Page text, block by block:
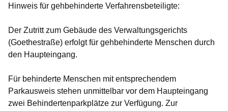
Hinweis für gehbehinderte Verfahrensbeteiligte:
Der Zutritt zum Gebäude des Verwaltungsgerichts
(Goethestraße) erfolgt für gehbehinderte Menschen durch
den Haupteingang.
Für behinderte Menschen mit entsprechendem
Parkausweis stehen unmittelbar vor dem Haupteingang
zwei Behindertenparkplätze zur Verfügung. Zur